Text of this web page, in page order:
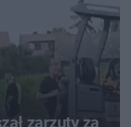
zarzuty za